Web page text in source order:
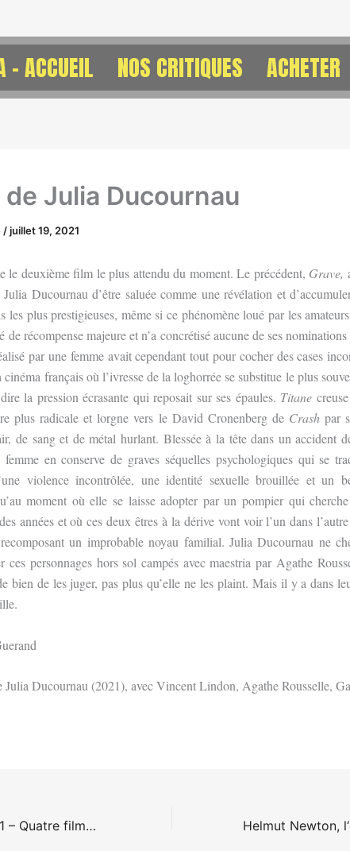
– ACCUEIL NOS CRITIQUES ACHETER
Julia Ducournau
/juillet 19, 2021
le deuxième film le plus attendu du moment. Le précédent, Grave,
Ducournau d’être saluée comme une révélation et
les plus prestigieuses, même si ce phénomène loué par les
de récompense majeure et n’a concrétisé aucune de ses
par une femme avait cependant tout pour cocher des cases
français où l’ivresse de la loghorrée se substitue le plus
la pression écrasante qui reposait sur ses épaules. Titane
plus radicale et lorgne vers le David Cronenberg de Crashpar
de sang et de métal hurlant. Blessée à la tête dans un accident
femme en conserve de graves séquelles psychologiques qui se
violence incontrôlée, une identité sexuelle brouillée et un
moment où elle se laisse adopter par un pompier qui
années et où ces deux êtres à la dérive vont voir l’un dans
un improbable noyau familial. Julia Ducournau ne
ces personnages hors sol campés avec maestria par Agathe
bien de les juger, pas plus qu’elle ne les plaint. Mais il y a dans
Julia Ducournau (2021), avec Vincent Lindon, Agathe Rousselle,
Actu dvd juin 2021 – Quatre films français récents